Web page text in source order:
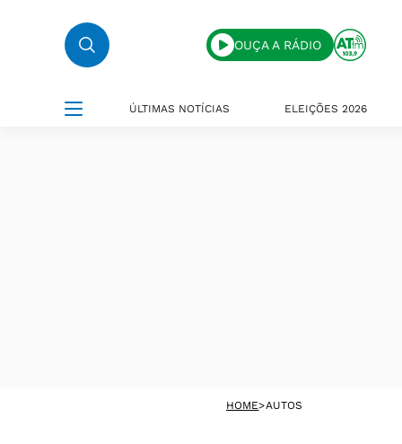
OUÇA A RÁDIO
ÚLTIMAS NOTÍCIAS ELEIÇÕES 2026
HOME>AUTOS